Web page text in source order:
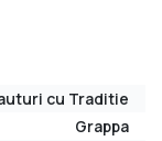
cu Traditie
Grappa